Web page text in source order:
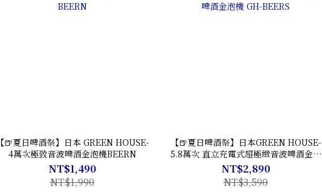
【🍺夏日啤酒祭】日本 GREEN HOUSE-
4萬次極致音波啤酒金泡機BEERN
NT$1,490
NT$1,990
【🍺夏日啤酒祭】日本GREEN HOUSE-
5.8萬次 直立充電式超極緻音波啤酒金泡
機 GH-BEERS
NT$2,890
NT$3,590